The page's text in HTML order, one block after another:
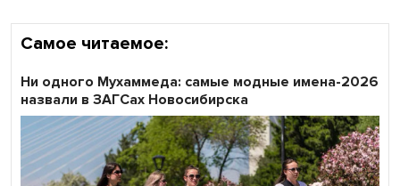
Самое читаемое:
Ни одного Мухаммеда: самые модные имена-2026
назвали в ЗАГСах Новосибирска